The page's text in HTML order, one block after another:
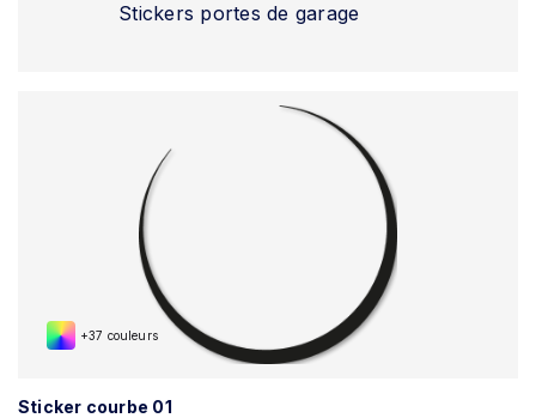
Stickers portes de garage
+37 couleurs
Sticker courbe 01